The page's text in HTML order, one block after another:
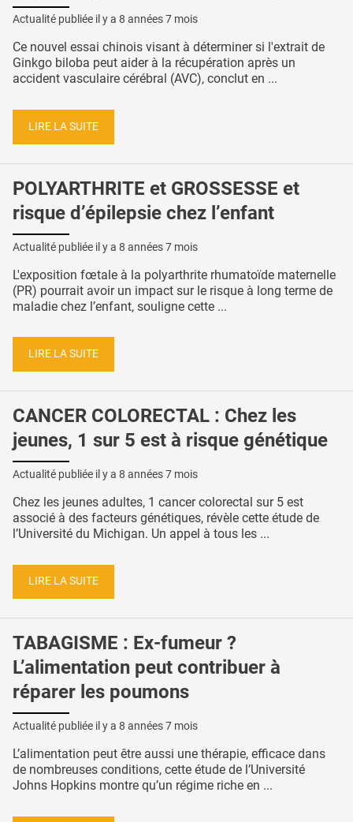
Actualité publiée il y a 8 années 7 mois
Ce nouvel essai chinois visant à déterminer si l'extrait de
Ginkgo biloba peut aider à la récupération après un
accident vasculaire cérébral (AVC), conclut en ...
LIRE LA SUITE
POLYARTHRITE et GROSSESSE et
risque d’épilepsie chez l’enfant
Actualité publiée il y a 8 années 7 mois
L'exposition fœtale à la polyarthrite rhumatoïde maternelle
(PR) pourrait avoir un impact sur le risque à long terme de
maladie chez l’enfant, souligne cette ...
LIRE LA SUITE
CANCER COLORECTAL : Chez les
jeunes, 1 sur 5 est à risque génétique
Actualité publiée il y a 8 années 7 mois
Chez les jeunes adultes, 1 cancer colorectal sur 5 est
associé à des facteurs génétiques, révèle cette étude de
l’Université du Michigan. Un appel à tous les ...
LIRE LA SUITE
TABAGISME : Ex-fumeur ?
L’alimentation peut contribuer à
réparer les poumons
Actualité publiée il y a 8 années 7 mois
L’alimentation peut être aussi une thérapie, efficace dans
de nombreuses conditions, cette étude de l’Université
Johns Hopkins montre qu’un régime riche en ...